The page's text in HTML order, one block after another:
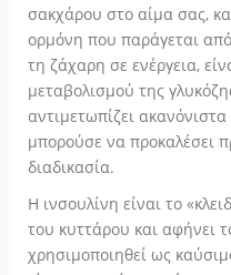
σακχάρου στο αίμα σας,
ορμόνη που παράγεται
τη ζάχαρη σε ενέργεια,
μεταβολισμού της
αντιμετωπίζει
μπορούσε να προκαλέσει
διαδικασία.
Η ινσουλίνη είναι το
του κυττάρου και αφήνει
χρησιμοποιηθεί ως